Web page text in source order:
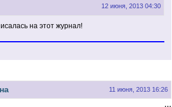
12 июня, 2013 04:30
на этот журнал!
11 июня, 2013 16:26